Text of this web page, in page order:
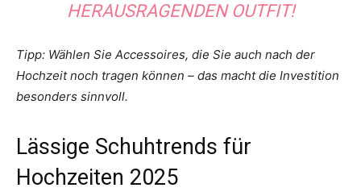
HERAUSRAGENDEN OUTFIT!
Tipp: Wählen Sie Accessoires, die Sie auch nach der
Hochzeit noch tragen können – das macht die Investition
besonders sinnvoll.
Lässige Schuhtrends für
Hochzeiten 2025